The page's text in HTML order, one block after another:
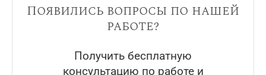
Появились вопросы по нашей
работе?
Получить бесплатную
консультацию по работе и